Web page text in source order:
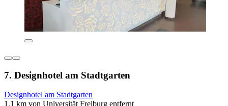
7. Designhotel am Stadtgarten
Designhotel am Stadtgarten
1.1 km von Universität Freiburg entfernt